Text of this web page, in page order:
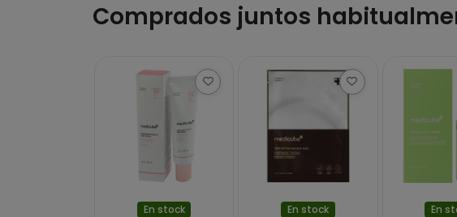
Comprados juntos
En stock En stock En